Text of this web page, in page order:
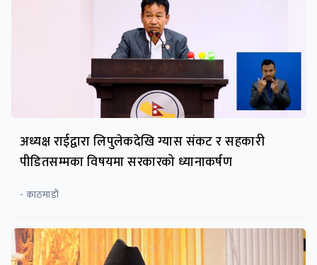
अध्यक्ष राईद्वारा लिपुलेकदेखि ग्यास संकट र सहकारी
पीडितसम्मका विषयमा सरकारको ध्यानाकर्षण
- काठमाडाैं